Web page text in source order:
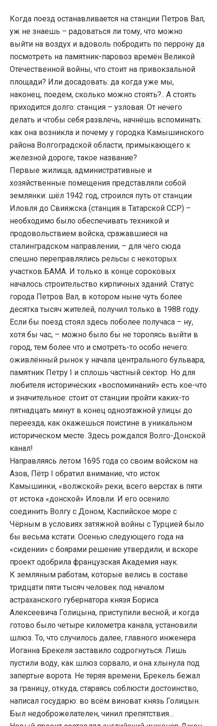
Когда поезд останавливается на станции Петров Вал,
уж не знаешь – радоваться ли тому, что можно
выйти на воздух и вдоволь побродить по перрону да
посмотреть на памятник-паровоз времён Великой
Отечественной войны, что стоит на привокзальной
площади? Или досадовать: да когда уже мы,
наконец, поедем, сколько можно стоять?.. А стоять
приходится долго: станция – узловая. От нечего
делать и чтобы себя развлечь, начнёшь вспоминать:
как она возникла и почему у городка Камышинского
района Волгоградской области, примыкающего к
железной дороге, такое название?
Первые жилища, административные и
хозяйственные помещения представляли собой
землянки: шёл 1942 год, строился путь от станции
Иловля до Свияжска (станция в Татарской ССР) –
необходимо было обеспечивать техникой и
продовольствием войска, сражавшиеся на
сталинградском направлении, – для чего сюда
спешно переправлялись рельсы с некоторых
участков БАМА. И только в конце сороковых
началось строительство кирпичных зданий. Статус
города Петров Вал, в котором ныне чуть более
десятка тысяч жителей, получил только в 1988 году.
Если бы поезд стоял здесь поболее получаса – ну,
хотя бы час, – можно было бы не торопясь выйти в
город, тем более что и смотреть-то особо нечего:
оживлённый рынок у начала центрального бульвара,
памятник Петру I и сплошь частный сектор. Но для
любителя исторических «воспоминаний» есть кое-что
и значительное: стоит от станции пройти каких-то
пятнадцать минут в конец одноэтажной улицы до
переезда, как окажешься поистине в уникальном
историческом месте. Здесь рождался Волго-Донской
канал!
Направляясь летом 1695 года со своим войском на
Азов, Пётр I обратил внимание, что исток
Камышинки, «волжской» реки, всего верстах в пяти
от истока «донской» Иловли. И его осенило:
соединить Волгу с Доном, Каспийское море с
Чёрным в условиях затяжной войны с Турцией было
бы весьма кстати. Осенью следующего года на
«сидении» с боярами решение утвердили, и вскоре
проект одобрила французская Академия наук.
К земляным работам, которые велись в составе
тридцати пяти тысяч человек под началом
астраханского губернатора князя Бориса
Алексеевича Голицына, приступили весной, и когда
готово было четыре километра канала, установили
шлюз. То, что случилось далее, главного инженера
Иоганна Брекеля заставило содрогнуться. Лишь
пустили воду, как шлюз сорвало, и она хлынула под
запертые ворота. Не теряя времени, Брекель бежал
за границу, откуда, стараясь соблюсти достоинство,
написал государю: во всём виноват князь Голицын.
Был недоброжелателен, чинил препятствия…